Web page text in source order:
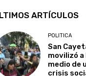
ARTÍCULOS
POLITICA
San
movilizó a
medio de
crisis